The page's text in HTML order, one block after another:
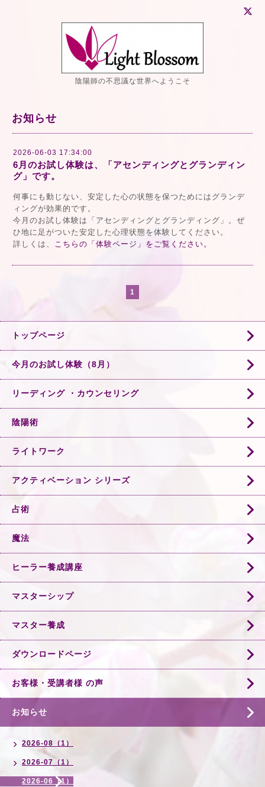
陰陽師の不思議な世界へようこそ
お知らせ
2026-06-03 17:34:00
6月のお試し体験は、「アセンディングとグランディン
グ」です。
何事にも動じない、安定した心の状態を保つためにはグランデ
ィングが効果的です。
今月のお試し体験は「アセンディングとグランディング」。ぜ
ひ地に足がついた安定した心理状態を体験してください。
詳しくは、 こちらの「体験ページ」をご覧ください。
1
トップページ
今月のお試し体験（8月）
リーディング ・カウンセリング
陰陽術
ライトワーク
アクティベーション シリーズ
占術
魔法
ヒーラー養成講座
マスターシップ
マスター養成
ダウンロードページ
お客様・受講者様 の声
お知らせ
2026-08（1）
2026-07（1）
2026-06（1）